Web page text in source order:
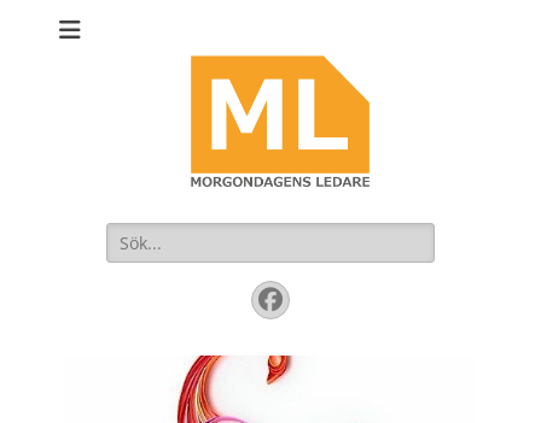
Sök
efter:
Facebook